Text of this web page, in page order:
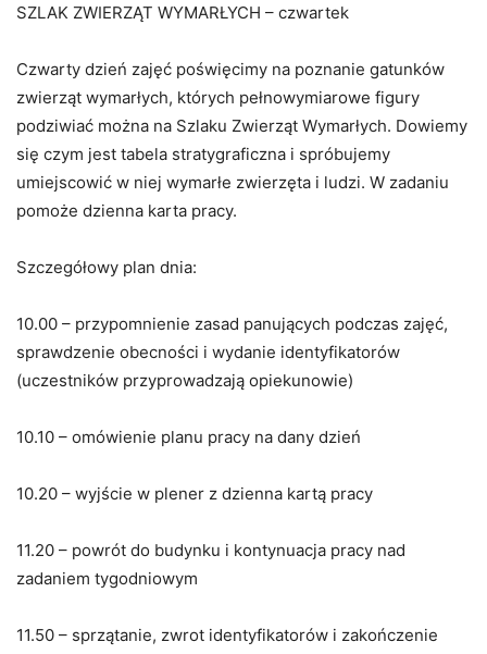
SZLAK ZWIERZĄT WYMARŁYCH – czwartek
Czwarty dzień zajęć poświęcimy na poznanie gatunków
zwierząt wymarłych, których pełnowymiarowe figury
podziwiać można na Szlaku Zwierząt Wymarłych. Dowiemy
się czym jest tabela stratygraficzna i spróbujemy
umiejscowić w niej wymarłe zwierzęta i ludzi. W zadaniu
pomoże dzienna karta pracy.
Szczegółowy plan dnia:
10.00 – przypomnienie zasad panujących podczas zajęć,
sprawdzenie obecności i wydanie identyfikatorów
(uczestników przyprowadzają opiekunowie)
10.10 – omówienie planu pracy na dany dzień
10.20 – wyjście w plener z dzienna kartą pracy
11.20 – powrót do budynku i kontynuacja pracy nad
zadaniem tygodniowym
11.50 – sprzątanie, zwrot identyfikatorów i zakończenie